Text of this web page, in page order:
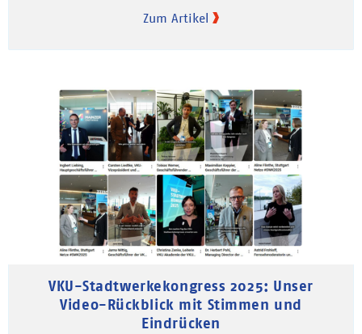
Zum Artikel
VKU-Stadtwerkekongress 2025: Unser
Video-Rückblick mit Stimmen und
Eindrücken